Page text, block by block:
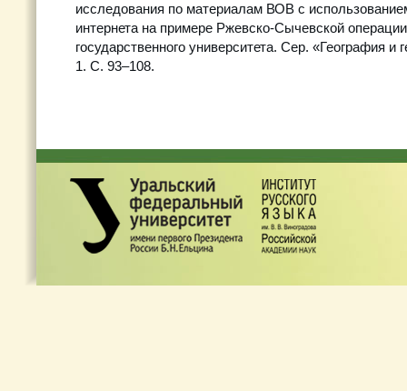
исследования по материалам ВОВ с
интернета на примере Ржевско-Сычевской
государственного университета. Сер. «География и
1. С. 93–108.